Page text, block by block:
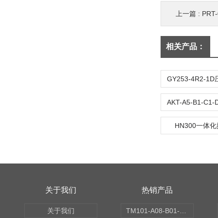
上一篇 :
相关产品：
HN300一体
关于我们
关于我们
热销产品